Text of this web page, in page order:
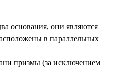
основания, они являются
в параллельных
призмы (за исключением